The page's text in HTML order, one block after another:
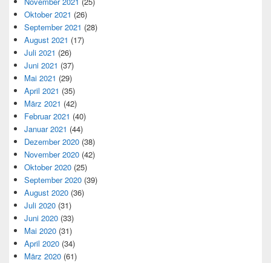
Oktober 2021 (26)
September 2021 (28)
August 2021 (17)
Juli 2021 (26)
Juni 2021 (37)
Mai 2021 (29)
April 2021 (35)
März 2021 (42)
Februar 2021 (40)
Januar 2021 (44)
Dezember 2020 (38)
November 2020 (42)
Oktober 2020 (25)
September 2020 (39)
August 2020 (36)
Juli 2020 (31)
Juni 2020 (33)
Mai 2020 (31)
April 2020 (34)
März 2020 (61)